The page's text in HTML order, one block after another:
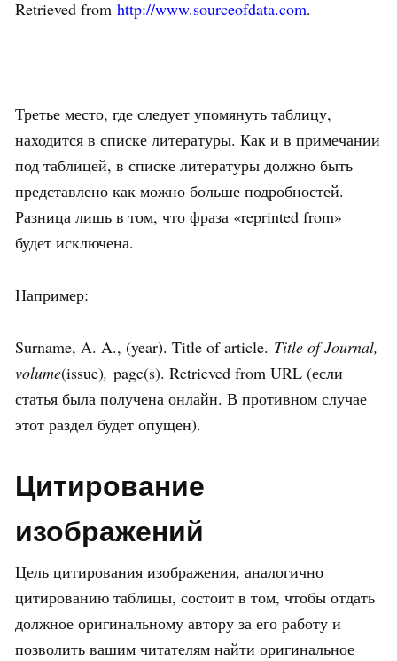
Retrieved from http://www.sourceofdata.com.
Третье место, где следует упомянуть таблицу,
находится в списке литературы. Как и в примечании
под таблицей, в списке литературы должно быть
представлено как можно больше подробностей.
Разница лишь в том, что фраза «reprinted from»
будет исключена.
Например:
Surname, A. A., (year). Title of article. Title of Journal,
volume(issue), page(s). Retrieved from URL (если
статья была получена онлайн. В противном случае
этот раздел будет опущен).
Цитирование
изображений
Цель цитирования изображения, аналогично
цитированию таблицы, состоит в том, чтобы отдать
должное оригинальному автору за его работу и
позволить вашим читателям найти оригинальное